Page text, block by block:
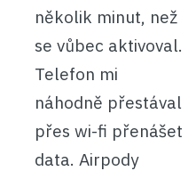
několik minut, než
se vůbec aktivoval.
Telefon mi
náhodně přestával
přes wi-fi přenášet
data. Airpody